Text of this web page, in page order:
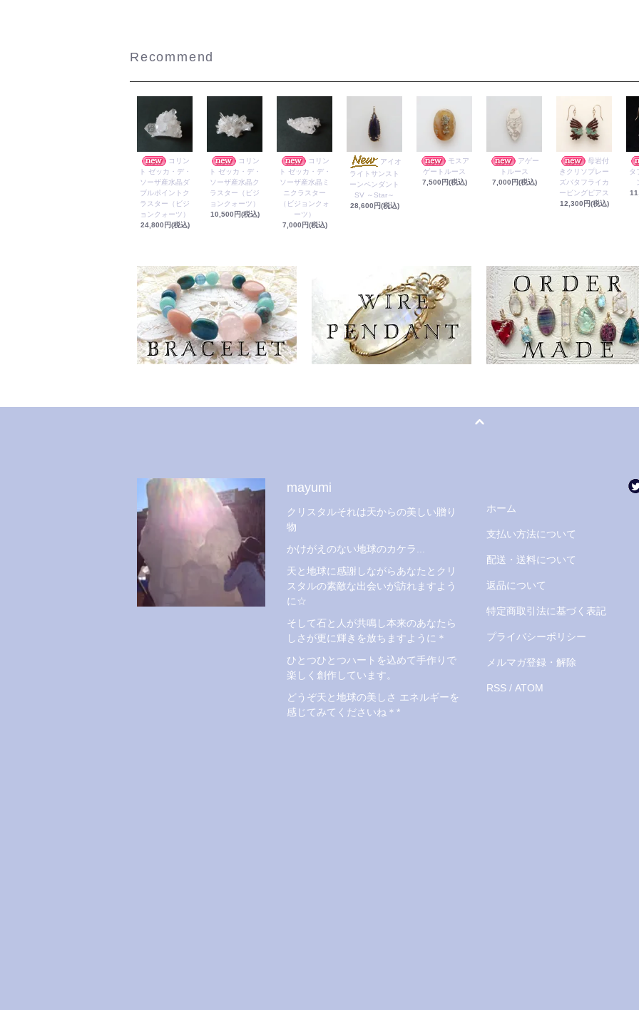
Recommend
コリン
ト ゼッカ・デ・
ソーザ産水晶ダ
ブルポイントク
ラスター（ビジ
ョンクォーツ）
24,800円(税込)
コリン
ト ゼッカ・デ・
ソーザ産水晶ク
ラスター（ビジ
ョンクォーツ）
10,500円(税込)
コリン
ト ゼッカ・デ・
ソーザ産水晶ミ
ニクラスター
（ビジョンクォ
ーツ）
7,000円(税込)
アイオ
ライトサンスト
ーンペンダント
SV ～Star～
28,600円(税込)
モスア
ゲートルース
7,500円(税込)
アゲー
トルース
7,000円(税込)
母岩付
きクリソプレー
ズバタフライカ
ービングピアス
12,300円(税込)
タ
mayumi
クリスタルそれは天からの美しい贈り
物
かけがえのない地球のカケラ...
天と地球に感謝しながらあなたとクリ
スタルの素敵な出会いが訪れますよう
に☆
そして石と人が共鳴し本来のあなたら
しさが更に輝きを放ちますように＊
ひとつひとつハートを込めて手作りで
楽しく創作しています。
どうぞ天と地球の美しさ エネルギーを
感じてみてくださいね＊*
ホーム
支払い方法について
配送・送料について
返品について
特定商取引法に基づく表記
プライバシーポリシー
メルマガ登録・解除
RSS/ ATOM